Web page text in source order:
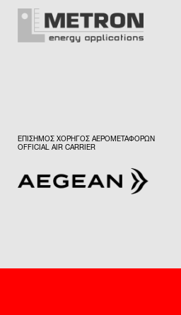
ΕΠΙΣΗΜΟΣ ΧΟΡΗΓΟΣ ΑΕΡΟΜΕΤΑΦΟΡΩΝ
OFFICIAL AIR CARRIER